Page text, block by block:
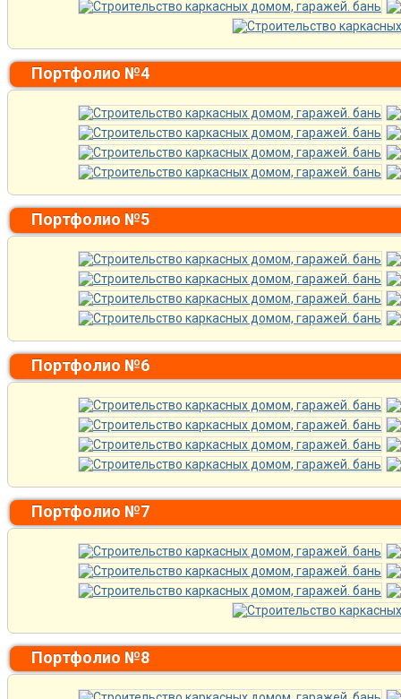
Портфолио №4
Портфолио №5
Портфолио №6
Портфолио №7
Портфолио №8